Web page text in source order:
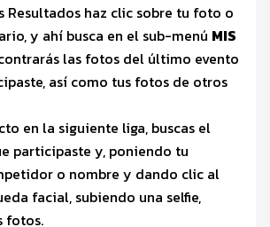
Resultados haz clic sobre tu foto o
y ahí busca en el sub-menú MIS
las fotos del último evento
así como tus fotos de otros
en la siguiente liga, buscas el
participaste y, poniendo tu
o nombre y dando clic al
facial, subiendo una selfie,
fotos.